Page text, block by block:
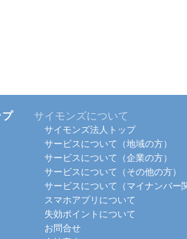
プ サイモンズについて
サイモンズ法人トップ
サービスについて（地域の方）
サービスについて（企業の方）
サービスについて（その他の方）
サービスについて（マイナンバー
スマホアプリについて
失効ポイントについて
お問合せ